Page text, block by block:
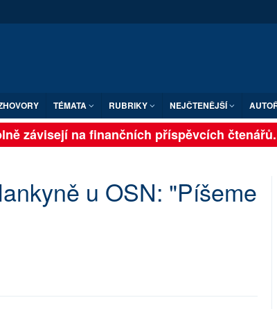
TÉMATA RUBRIKY NEJČTENĚJŠÍ
závisejí na finančních příspěvcích čtenářů.
u OSN: "Píšeme